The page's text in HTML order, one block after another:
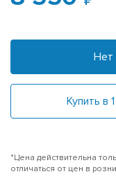
Нет
Купить в
*Цена действительна
отличаться от цен в